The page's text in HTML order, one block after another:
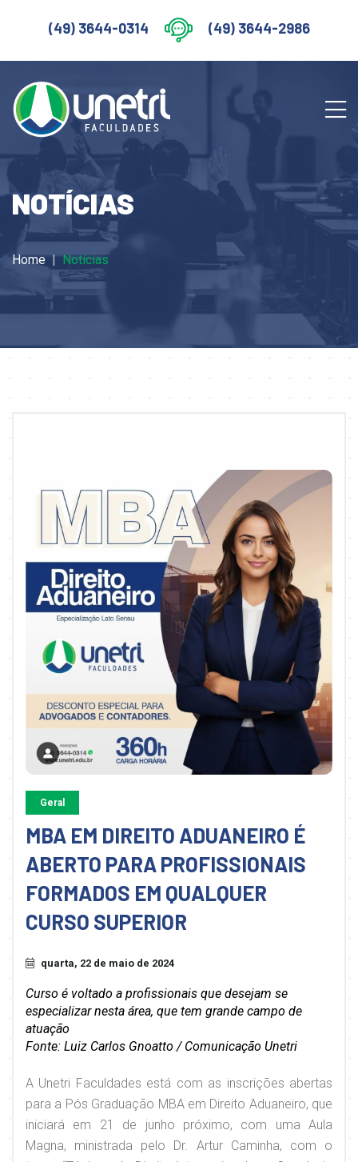
(49) 3644-0314 (49) 3644-2986
NOTÍCIAS
Home Notícias
Geral
MBA EM DIREITO ADUANEIRO É
ABERTO PARA PROFISSIONAIS
FORMADOS EM QUALQUER
CURSO SUPERIOR
quarta, 22 de maio de 2024
Curso é voltado a profissionais que desejam se
especializar nesta área, que tem grande campo de
atuação
Fonte: Luiz Carlos Gnoatto / Comunicação Unetri
A Unetri Faculdades está com as inscrições abertas
para a Pós Graduação MBA em Direito Aduaneiro, que
iniciará em 21 de junho próximo, com uma Aula
Magna, ministrada pelo Dr. Artur Caminha, com o